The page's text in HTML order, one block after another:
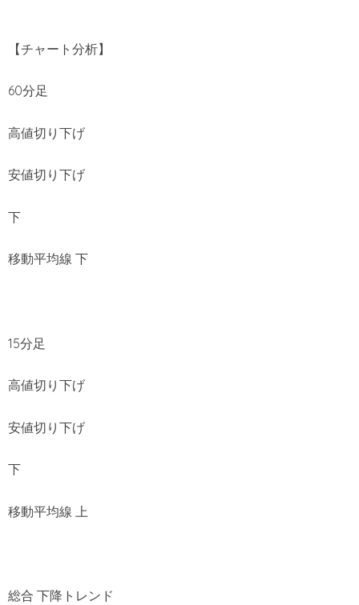
【チャート分析】
60分足
高値切り下げ
安値切り下げ
下
移動平均線 下
15分足
高値切り下げ
安値切り下げ
下
移動平均線 上
総合 下降トレンド